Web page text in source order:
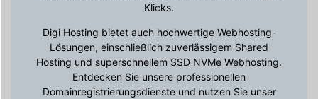
Klicks.
Digi Hosting bietet auch hochwertige Webhosting-
Lösungen, einschließlich zuverlässigem Shared
Hosting und superschnellem SSD NVMe Webhosting.
Entdecken Sie unsere professionellen
Domainregistrierungsdienste und nutzen Sie unser